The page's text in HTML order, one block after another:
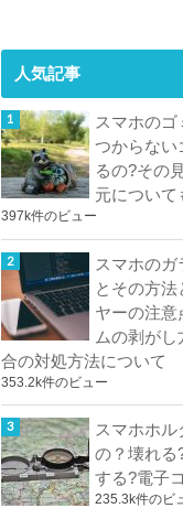
人気記事
スマホのゴ
つからない
るの?その
元について
397k件のビュー
スマホの
とその方法
ヤーの注意
ムの剥が
合の対処方法について
353.2k件のビュー
スマホホ
の？壊れる
する?電子
235.3k件のビ